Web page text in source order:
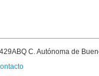
C. Autónoma de